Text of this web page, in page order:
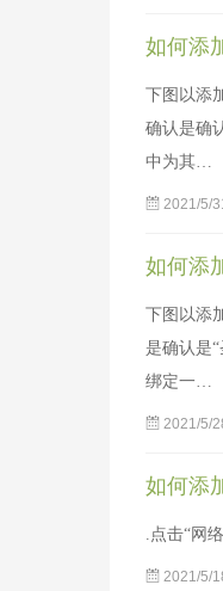
如何添
下图以添
确认是确
中为其…
2021/5/
如何添
下图以添
是确认是
绑定一…
2021/5/
如何添
.点击“网
2021/5/